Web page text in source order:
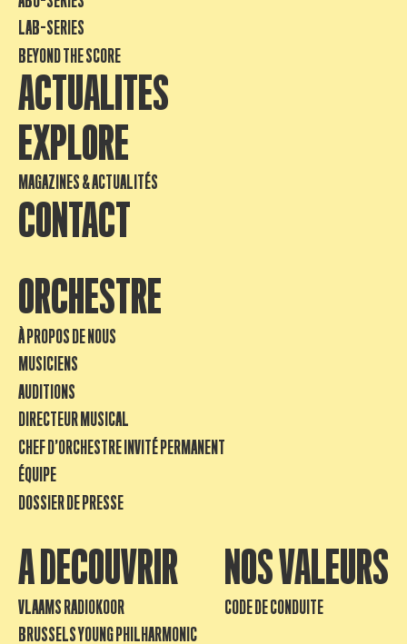
LAB-SERIES
BEYOND THE SCORE
ACTUALITES
EXPLORE
MAGAZINES & ACTUALITÉS
CONTACT
ORCHESTRE
À PROPOS DE NOUS
MUSICIENS
AUDITIONS
DIRECTEUR MUSICAL
CHEF D’ORCHESTRE INVITÉ PERMANENT
ÉQUIPE
DOSSIER DE PRESSE
A DECOUVRIR
VLAAMS RADIOKOOR
BRUSSELS YOUNG PHILHARMONIC
NOS VALEURS
CODE DE CONDUITE